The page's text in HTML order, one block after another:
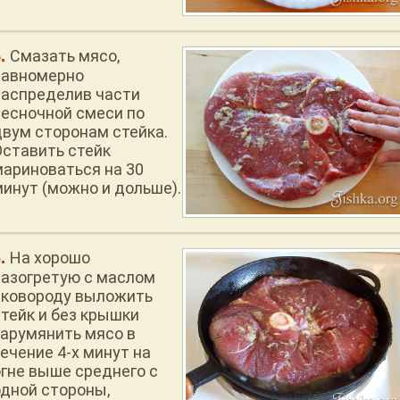
Смазать мясо,
части
смеси по
сторонам стейка.
стейк
на 30
(можно и дольше).
На хорошо
с маслом
выложить
и без крышки
мясо в
4-х минут на
выше среднего с
стороны,